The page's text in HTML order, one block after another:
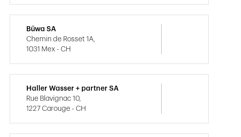
Büwa SA
Chemin de Rosset 1A,
1031 Mex - CH
Haller Wasser + partner SA
Rue Blavignac 10,
1227 Carouge - CH